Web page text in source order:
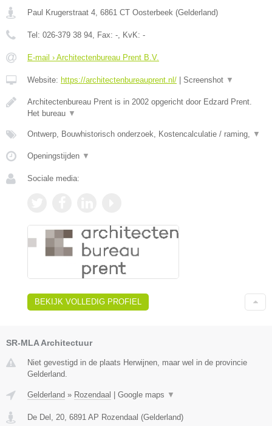
Paul Krugerstraat 4, 6861 CT Oosterbeek (Gelderland)
Tel: 026-379 38 94, Fax: -, KvK: -
E-mail › Architectenbureau Prent B.V.
Website: https://architectenbureauprent.nl/ Screenshot ▼
Architectenbureau Prent is in 2002 opgericht door Edzard Prent.
Het bureau ▼
Ontwerp, Bouwhistorisch onderzoek, Kostencalculatie / raming, ▼
Openingstijden ▼
Sociale media:
BEKIJK VOLLEDIG PROFIEL
SR-MLA Architectuur
Niet gevestigd in de plaats Herwijnen, maar wel in de provincie
Gelderland.
Gelderland » Rozendaal Google maps ▼
De Del, 20, 6891 AP Rozendaal (Gelderland)